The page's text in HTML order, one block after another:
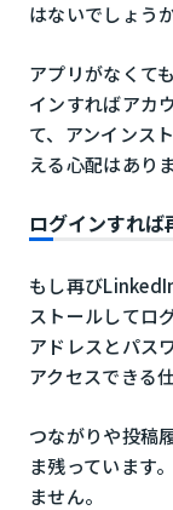
はないでしょうか
アプリがなくて
インすればアカ
て、アンインス
える心配はあり
ログインすれば
もし再び
ストールしてロ
アドレスとパス
アクセスできる
つながりや投稿
ま残っています
ません。